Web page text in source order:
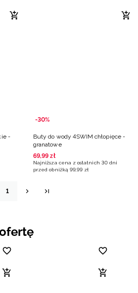
-
-30%
Buty do wody 4SWIM chłopięce -
granatowe
69,99 zł
Najniższa cena z ostatnich 30 dni
przed obniżką 99,99 zł
1